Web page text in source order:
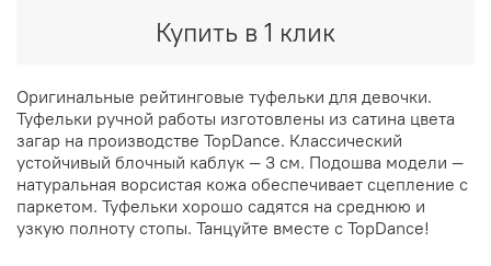
Купить в 1 клик
Оригинальные рейтинговые туфельки для девочки.
Туфельки ручной работы изготовлены из сатина цвета
загар на производстве TopDance. Классический
устойчивый блочный каблук — 3 см. Подошва модели —
натуральная ворсистая кожа обеспечивает сцепление с
паркетом. Туфельки хорошо садятся на среднюю и
узкую полноту стопы. Танцуйте вместе с TopDance!